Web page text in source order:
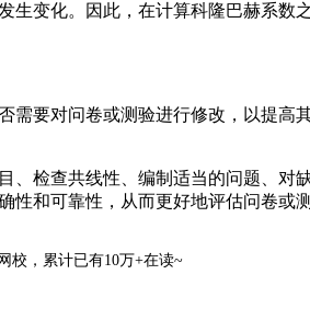
变化。因此，在计算科隆巴赫系数
要对问卷或测验进行修改，以提高
检查共线性、编制适当的问题、对
和可靠性，从而更好地评估问卷或
校，累计已有10万+在读~